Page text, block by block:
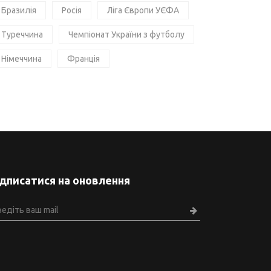
Бразилія Росія Ліга Європи УЄФА
Туреччина Чемпіонат України з футболу
Німеччина Франція
на оновлення